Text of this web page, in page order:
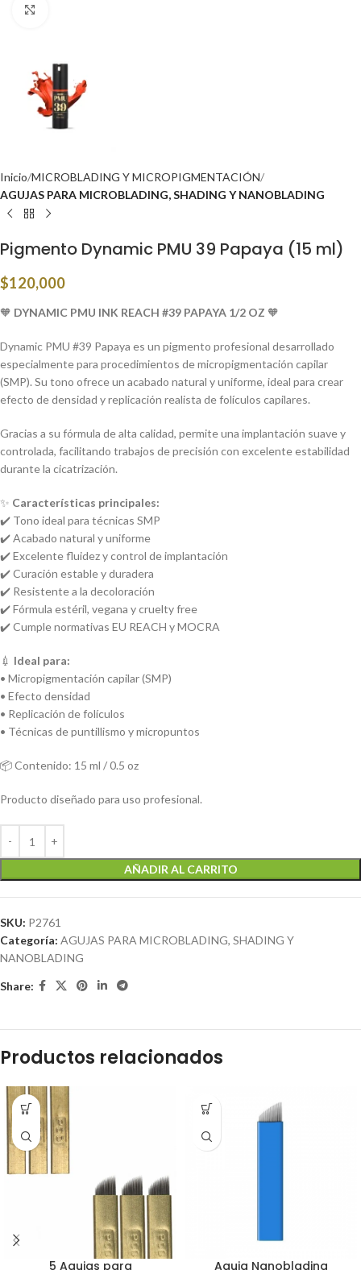
Inicio MICROBLADING Y MICROPIGMENTACIÓN
AGUJAS PARA MICROBLADING, SHADING Y NANOBLADING
Pigmento Dynamic PMU 39 Papaya (15 ml)
$120,000
🧡 DYNAMIC PMU INK REACH #39 PAPAYA 1/2 OZ 🧡
Dynamic PMU #39 Papaya es un pigmento profesional desarrollado
especialmente para procedimientos de micropigmentación capilar
(SMP). Su tono ofrece un acabado natural y uniforme, ideal para crear
efecto de densidad y replicación realista de folículos capilares.
Gracias a su fórmula de alta calidad, permite una implantación suave y
controlada, facilitando trabajos de precisión con excelente estabilidad
durante la cicatrización.
✨ Características principales:
✔️ Tono ideal para técnicas SMP
✔️ Acabado natural y uniforme
✔️ Excelente fluidez y control de implantación
✔️ Curación estable y duradera
✔️ Resistente a la decoloración
✔️ Fórmula estéril, vegana y cruelty free
✔️ Cumple normativas EU REACH y MOCRA
💉 Ideal para:
• Micropigmentación capilar (SMP)
• Efecto densidad
• Replicación de folículos
• Técnicas de puntillismo y micropuntos
📦 Contenido: 15 ml / 0.5 oz
Producto diseñado para uso profesional.
AÑADIR AL CARRITO
SKU: P2761
Categoría: AGUJAS PARA MICROBLADING, SHADING Y
NANOBLADING
Share:
Productos relacionados
5 Agujas para
Aguja Nanoblading